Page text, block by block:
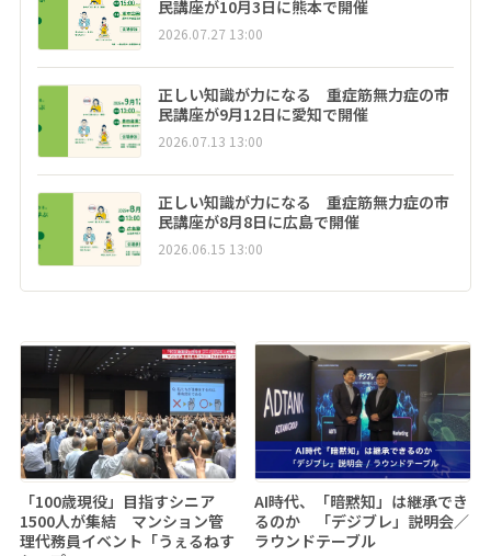
民講座が10月3日に熊本で開催
2026.07.27 13:00
正しい知識が力になる 重症筋無力症の市
民講座が9月12日に愛知で開催
2026.07.13 13:00
正しい知識が力になる 重症筋無力症の市
民講座が8月8日に広島で開催
2026.06.15 13:00
「100歳現役」目指すシニア
1500人が集結 マンション管
理代務員イベント「うぇるねす
AI時代、「暗黙知」は継承でき
るのか 「デジブレ」説明会／
ラウンドテーブル